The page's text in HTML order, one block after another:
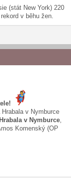
(stát New York) 220
v běhu žen.
v Nymburce
v Nymburce
Komenský (OP